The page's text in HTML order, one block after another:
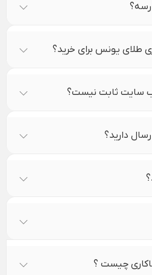
طلای یونس برای خرید؟
سایت ثابت نیست؟
دارید؟
چیست ؟